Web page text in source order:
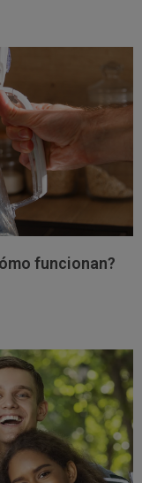
funcionan?